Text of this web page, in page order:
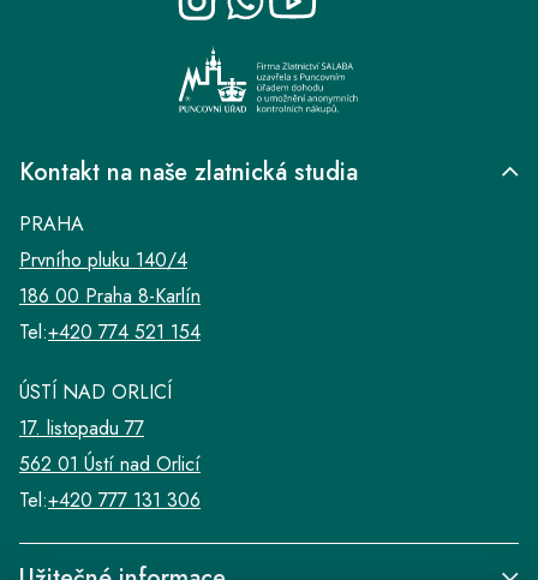
Kontakt na naše zlatnická studia
PRAHA
Prvního pluku 140/4
186 00 Praha 8-Karlín
Tel:+420 774 521 154
ÚSTÍ NAD ORLICÍ
17. listopadu 77
562 01 Ústí nad Orlicí
Tel:+420 777 131 306